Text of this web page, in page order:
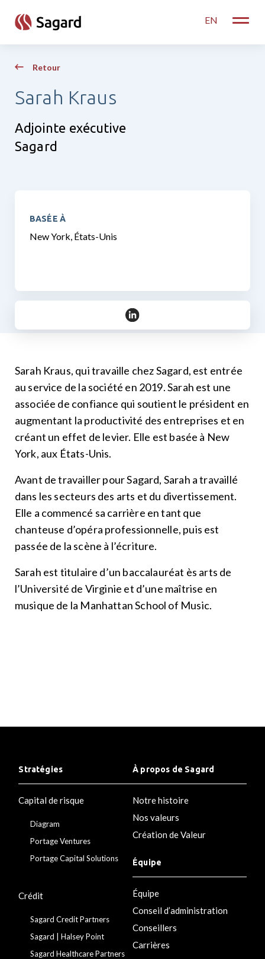
EN
Toggle
Retour
Sarah Kraus
Adjointe exécutive
Sagard
BASÉE À
New York, États-Unis
https://www.linkedin.com/in/
Sarah Kraus, qui travaille chez Sagard, est entrée
au service de la société en 2019. Sarah est une
associée de confiance qui soutient le président en
augmentant la productivité des entreprises et en
créant un effet de levier. Elle est basée à New
York, aux États-Unis.
Avant de travailler pour Sagard, Sarah a travaillé
dans les secteurs des arts et du divertissement.
Elle a commencé sa carrière en tant que
chanteuse d’opéra professionnelle, puis est
passée de la scène à l’écriture.
Sarah est titulaire d’un baccalauréat ès arts de
l’Université de Virginie et d’une maîtrise en
musique de la Manhattan School of Music.
Stratégies
Capital de risque
Diagram
Portage Ventures
Portage Capital Solutions
Crédit
Sagard Credit Partners
Sagard | Halsey Point
Sagard Healthcare Partners
À propos de Sagard
Notre histoire
Nos valeurs
Création de Valeur
Équipe
Équipe
Conseil d’administration
Conseillers
Carrières